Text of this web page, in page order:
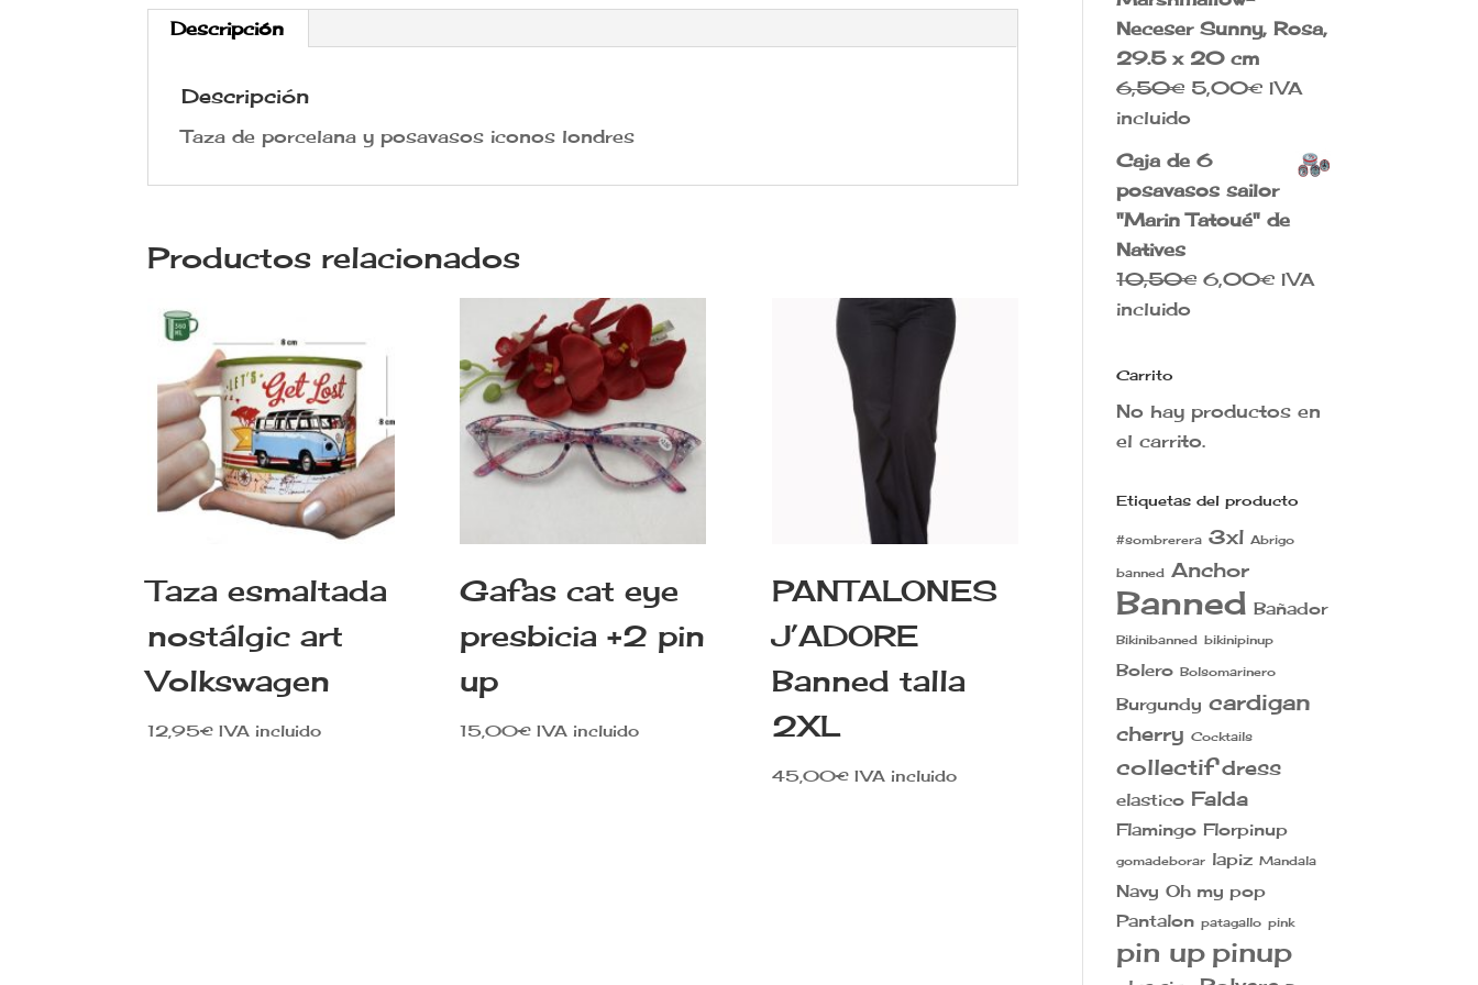
Descripción
Descripción
Taza de porcelana y posavasos iconos londres
Productos relacionados
Taza esmaltada
nostálgic art
Volkswagen
12,95€ IVA incluido
Gafas cat eye
presbicia +2 pin
up
15,00€ IVA incluido
PANTALONES
J’ADORE
Banned talla
2XL
45,00€ IVA incluido
Neceser Sunny, Rosa,
29.5 x 20 cm
6,50€ El
5,00€ElIVA
incluido
Caja de 6
posavasos sailor
"Marin Tatoué" de
Natives
10,50€ El
6,00€ElIVA
incluido
Carrito
No hay productos en
el carrito.
Etiquetas del producto
#sombrerera 3xl Abrigo
banned Anchor
Banned Bañador
Bikinibanned bikinipinup
Bolero Bolsomarinero
Burgundy cardigan
cherry Cocktails
collectif dress
elastico Falda
Flamingo Florpinup
gomadeborar lapiz Mandala
Navy Oh my pop
Pantalon patagallo pink
pin up pinup